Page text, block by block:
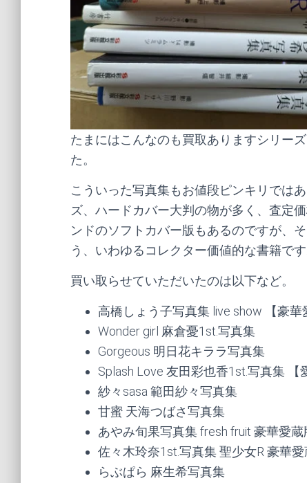
たまにはこんなのも買取ありますシリー
た。
こういった写真集もお値段ピンキリでは
ズ、ハードカバー大判の物が多く、査定
ンドのソフトカバー版もあるのですが、
う、いわゆるコレクター価値的な書籍です
買い取らせていただいたのは以下など。
高橋しょう子写真集 live show 【豪華
Wonder girl 麻倉憂1st.写真集
Gorgeous 明日花キララ写真集
Splash Love 友田彩也香1st.写真集 【
紗々sasa 範田紗々写真集
甘蜜 天海つばさ写真集
あやみ旬果写真集 fresh fruit 豪華愛
佐々木玲奈1st.写真集 聖少女R 豪華
らぶぱら 麻生希写真集